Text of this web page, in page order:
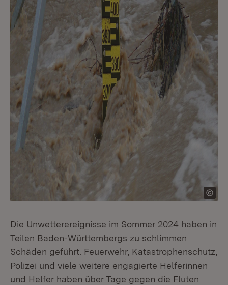
Die Unwetterereignisse im Sommer 2024 haben in
Teilen Baden-Württembergs zu schlimmen
Schäden geführt. Feuerwehr, Katastrophenschutz,
Polizei und viele weitere engagierte Helferinnen
und Helfer haben über Tage gegen die Fluten